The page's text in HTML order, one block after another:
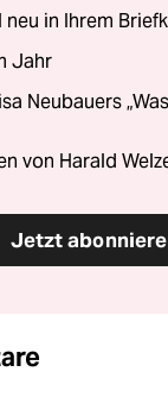
in Ihrem
Jahr
Neubauers
von Harald
Jetzt